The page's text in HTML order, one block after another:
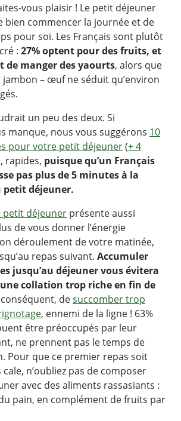
vous plaisir ! Le petit déjeuner
bien commencer la journée et de
pour soi. Les Français sont plutôt
: 27% optent pour des fruits, et
de manger des yaourts, alors que
jambon – œuf ne séduit qu’environ
un peu des deux. Si
manque, nous vous suggérons 10
pour votre petit déjeuner(+ 4
rapides, puisque qu’un Français
pas plus de 5 minutes à la
déjeuner.
petit déjeuner présente aussi
de vous donner l’énergie
déroulement de votre matinée,
repas suivant. Accumuler
jusqu’au déjeuner vous évitera
collation trop riche en fin de
desuccomber trop
, ennemi de la ligne ! 63%
être préoccupés par leur
ne prennent pas le temps de
Pour que ce premier repas soit
n’oubliez pas de composer
avec des aliments rassasiants :
pain, en complément de fruits par